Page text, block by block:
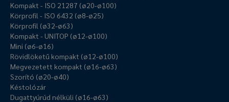
Kompakt - ISO 21287 (ø20-ø100)
Körprofil - ISO 6432 (ø8-ø25)
Körprofil (ø32-ø63)
Kompakt - UNITOP (ø12-ø100)
Mini (ø6-ø16)
Rövidlöketű kompakt (ø12-ø100)
Megvezetett kompakt (ø16-ø63)
Szorító (ø20-ø40)
Késtolózár
Dugattyúrúd nélküli (ø16-ø63)